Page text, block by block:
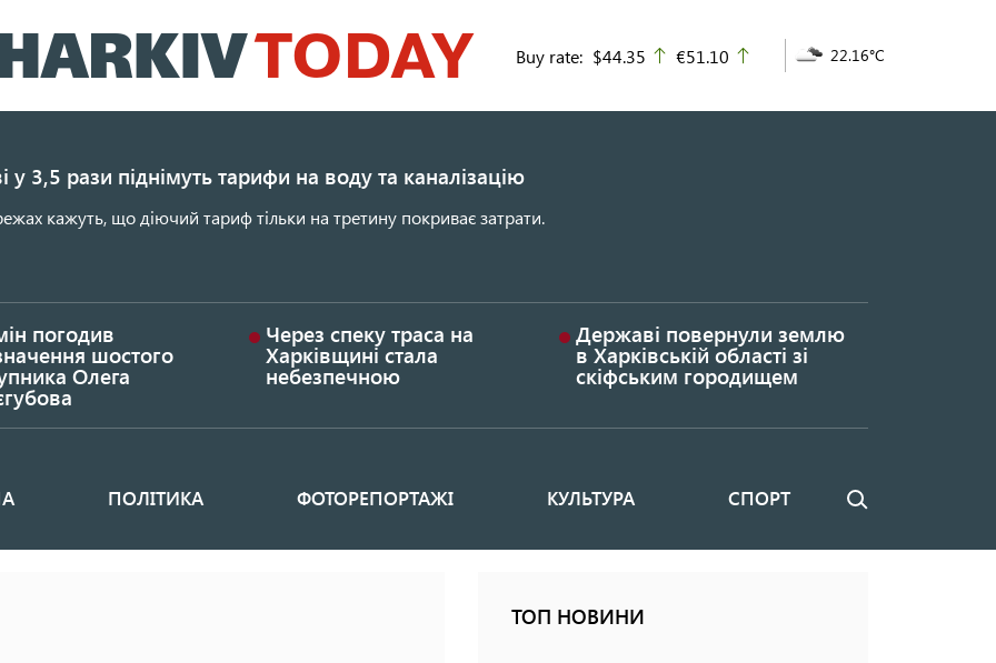
до
основного
Buy rate: $44.35 up
€51.10 22.16°C
у 3,5 рази піднімуть тарифи на воду та каналізацію
кажуть, що діючий тариф тільки на третину покриває затрати.
погодив
шостого
Олега
Через спеку траса на
Харківщині стала
небезпечною
Державі повернули землю
в Харківській області зі
скіфським городищем
ПОЛІТИКА ФОТОРЕПОРТАЖІ КУЛЬТУРА СПОРТ Пошук
ТОП НОВИНИ